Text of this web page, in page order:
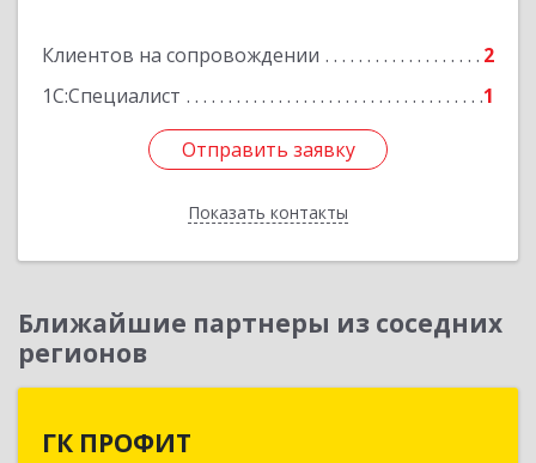
Клиентов на сопровождении
2
1С:Специалист
1
Отправить заявку
Показать контакты
Отправить заявку
Назад
Ближайшие партнеры из соседних
регионов
ГК ПРОФИТ